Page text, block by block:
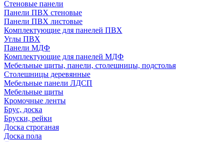
Стеновые панели
Панели ПВХ стеновые
Панели ПВХ листовые
Комплектующие для панелей ПВХ
Углы ПВХ
Панели МДФ
Комплектующие для панелей МДФ
Мебельные щиты, панели, столешницы, подстолья
Столешницы деревянные
Мебельные панели ЛДСП
Мебельные щиты
Кромочные ленты
Брус, доска
Бруски, рейки
Доска строганая
Доска пола